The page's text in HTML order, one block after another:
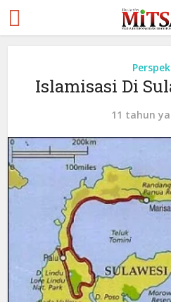
Islamisasi Di
11 tahun